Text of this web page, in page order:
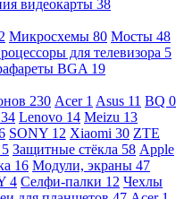
видеокарты 38
Микросхемы 80 Мосты 48
для телевизора 5
BGA 19
230 Acer 1 Asus 11 BQ 0
34 Lenovo 14 Meizu 13
SONY 12 Xiaomi 30 ZTE
5 Защитные стёкла 58 Apple
16 Модули, экраны 47
4 Селфи-палки 12 Чехлы